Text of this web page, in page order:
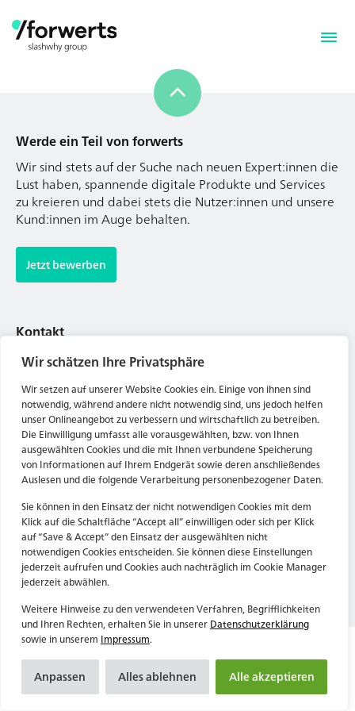
Wir schätzen Ihre Privatsphäre
Wir setzen auf unserer Website Cookies ein. Einige von ihnen sind
notwendig, während andere nicht notwendig sind, uns jedoch helfen
unser Onlineangebot zu verbessern und wirtschaftlich zu betreiben.
Die Einwilligung umfasst alle vorausgewählten, bzw. von Ihnen
ausgewählten Cookies und die mit Ihnen verbundene Speicherung
von Informationen auf Ihrem Endgerät sowie deren anschließendes
Auslesen und die folgende Verarbeitung personenbezogener Daten.
Sie können in den Einsatz der nicht notwendigen Cookies mit dem
Klick auf die Schaltfläche “Accept all” einwilligen oder sich per Klick
auf “Save & Accept” den Einsatz der ausgewählten nicht
notwendigen Cookies entscheiden. Sie können diese Einstellungen
jederzeit aufrufen und Cookies auch nachträglich im Cookie Manager
jederzeit abwählen.
Weitere Hinweise zu den verwendeten Verfahren, Begrifflichkeiten
und Ihren Rechten, erhalten Sie in unsererDatenschutzerklärung
sowie in unserem Impressum.
Anpassen Alles ablehnen Alle akzeptieren
Werde ein Teil von forwerts
Wir sind stets auf der Suche nach neuen Expert:innen die
Lust haben, spannende digitale Produkte und Services
zu kreieren und dabei stets die Nutzer:innen und unsere
Jetzt bewerben
Tel. Zentrale: +49 (69) 27273681
E-Mail: kontakt@forwerts.com
60311 Frankfurt am Main
74072 Heilbronn
→ Anfahrtsplan Heilbronn
Datenschutzerklärung
Impressum
Werde ein Teil von forwerts
Wir sind stets auf der Suche nach neuen Expert:innen die
Lust haben, spannende digitale Produkte und Services
zu kreieren und dabei stets die Nutzer:innen und unsere
Kund:innen im Auge behalten.
Jetzt bewerben
Kontakt
Tel. Zentrale: +49 (69) 27273681
E-Mail: kontakt@forwerts.com
FFM – Friedensstraße 11
60311 Frankfurt am Main
→ Anfahrtsplan Frankfurt
HN – Gymnasiumstraße 35
74072 Heilbronn
→ Anfahrtsplan Heilbronn
Datenschutzerklärung
Impressum